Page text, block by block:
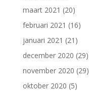
maart 2021 (20)
februari 2021 (16)
januari 2021 (21)
december 2020 (29)
november 2020 (29)
oktober 2020 (5)